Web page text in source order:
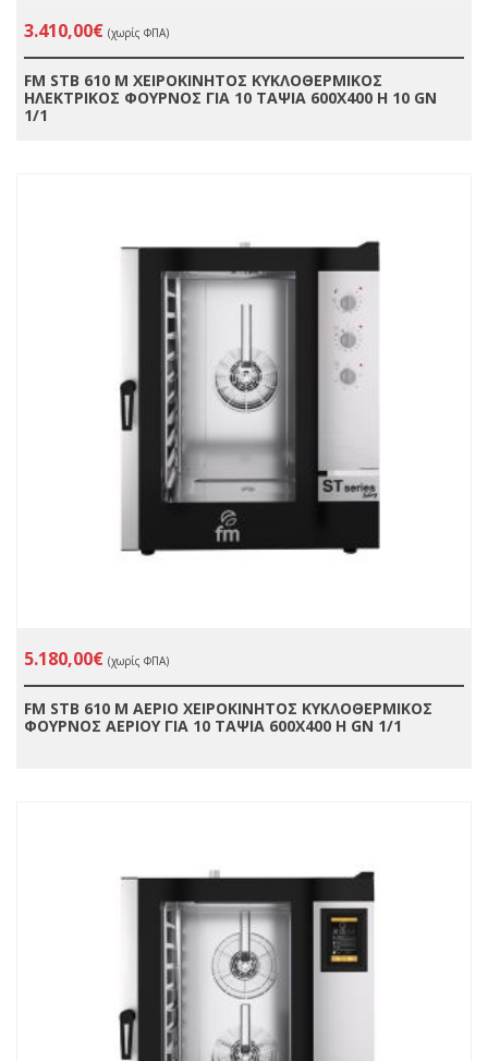
3.410,00€ (χωρίς ΦΠΑ)
FM STB 610 Μ ΧΕΙΡΟΚΙΝΗΤΟΣ ΚΥΚΛΟΘΕΡΜΙΚΟΣ
ΗΛΕΚΤΡΙΚΟΣ ΦΟΥΡΝΟΣ ΓΙΑ 10 ΤΑΨΙΑ 600X400 Η 10 GN
1/1
5.180,00€ (χωρίς ΦΠΑ)
FM STB 610 M ΑΕΡΙΟ ΧΕΙΡΟΚΙΝΗΤΟΣ ΚΥΚΛΟΘΕΡΜΙΚΟΣ
ΦΟΥΡΝΟΣ ΑΕΡΙΟΥ ΓΙΑ 10 ΤΑΨΙΑ 600X400 Η GN 1/1